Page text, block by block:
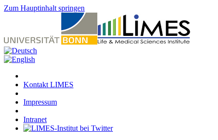
Zum Hauptinhalt springen
Kontakt LIMES
Impressum
Intranet